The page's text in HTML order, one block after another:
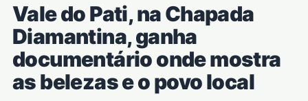
Vale do Pati, na Chapada
Diamantina, ganha
documentário onde mostra
as belezas e o povo local